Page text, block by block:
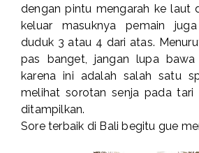
dengan pintu mengarah ke laut
keluar masuknya pemain
duduk 3 atau 4 dari atas.
pas banget, jangan lupa
karena ini adalah salah satu
melihat sorotan senja pada tari
ditampilkan.
Sore terbaik di Bali begitu gue